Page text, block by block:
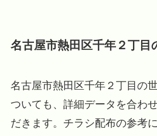
名古屋市熱田区千年２丁目
名古屋市熱田区千年２丁目の
ついても、詳細データを合わ
だきます。チラシ配布の参考